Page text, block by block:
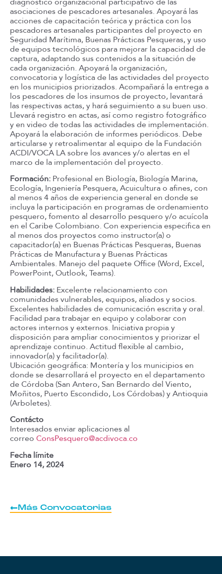
asociaciones de pescadores artesanales. Apoyará las
acciones de capacitación teórica y práctica con los
pescadores artesanales participantes del proyecto en
Seguridad Marítima, Buenas Prácticas Pesqueras, y uso
de equipos tecnológicos para mejorar la capacidad de
captura, adaptando sus contenidos a la situación de
cada organización. Apoyará la organización,
convocatoria y logística de las actividades del proyecto
en los municipios priorizados. Acompañará la entrega a
los pescadores de los insumos de proyecto, levantará
las respectivas actas, y hará seguimiento a su buen uso.
Llevará registro en actas, así como registro fotográfico
y en video de todas las actividades de implementación.
Apoyará la elaboración de informes periódicos. Debe
articularse y retroalimentar al equipo de la Fundación
ACDI/VOCA LA sobre los avances y/o alertas en el
marco de la implementación del proyecto.
Formación: Profesional en Biología, Biología Marina,
Ecología, Ingeniería Pesquera, Acuicultura o afines, con
al menos 4 años de experiencia general en donde se
incluya la participación en programas de ordenamiento
pesquero, fomento al desarrollo pesquero y/o acuícola
en el Caribe Colombiano. Con experiencia especifica en
al menos dos proyectos como instructor(a) o
capacitador(a) en Buenas Prácticas Pesqueras, Buenas
Prácticas de Manufactura y Buenas Prácticas
Ambientales. Manejo del paquete Office (Word, Excel,
PowerPoint, Outlook, Teams).
Habilidades: Excelente relacionamiento con
comunidades vulnerables, equipos, aliados y socios.
Excelentes habilidades de comunicación escrita y oral.
Facilidad para trabajar en equipo y colaborar con
actores internos y externos. Iniciativa propia y
disposición para ampliar conocimientos y priorizar el
aprendizaje continuo. Actitud flexible al cambio,
innovador(a) y facilitador(a).
Ubicación geográfica: Montería y los municipios en
donde se desarrollará el proyecto en el departamento
de Córdoba (San Antero, San Bernardo del Viento,
Moñitos, Puerto Escondido, Los Córdobas) y Antioquia
(Arboletes).
Contácto
Interesados enviar aplicaciones al
correo ConsPesquero@acdivoca.co
Fecha límite
Enero 14, 2024
Más Convocatorias